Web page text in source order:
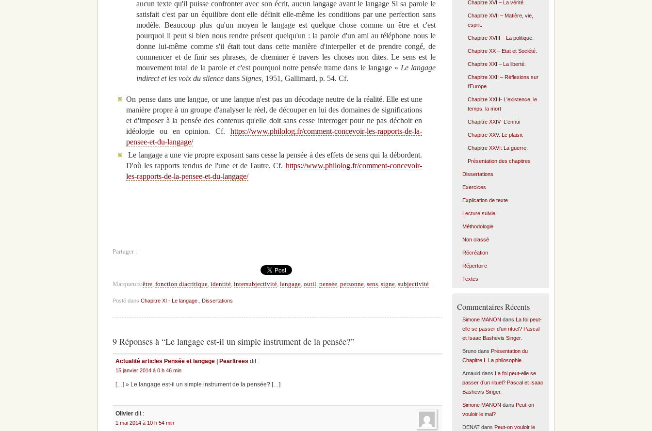
aucun texte qu'il puisse confronter avec son écrit, aucun langage avant le langage Si sa parole le
satisfait c'est par un équilibre dont elle définit elle-même les conditions par une perfection sans
modèle. Beaucoup plus qu'un moyen le langage est quelque chose comme un être et c'est
pourquoi il peut si bien nous rendre présent quelqu'un : la parole d'un ami au téléphone nous le
donne lui-même comme s'il était tout dans cette manière d'interpeller et de prendre congé, de
commencer et de finir ses phrases, de cheminer è travers les choses non dites. Le sens est le
mouvement total de la parole et c'est pourquoi notre pensée trame dans le langage » Le langage
indirect et les voix du silence dansSignes, 1951, Gallimard, p. 54.Cf.
On pense dans une langue, or une langue n'est pas un décodage neutre de la réalité. Elle est une
manière propre à un groupe d'analyser le réel, de découper en lui des domaines de significations
et d'imposer à la pensée des contenus qu'elle doit sans cesse interroger pour ne pas déchoir en
idéologie ou en opinion. Cf. https://www.philolog.fr/comment-concevoir-les-rapports-de-la-
pensee-et-du-langage/
Le langage a une vie propre exposant sans cesse la pensée à des effets de sens qui la débordent.
D'où les rapports tendus de l'une et de l'autre. Cf. https://www.philolog.fr/comment-concevoir-
les-rapports-de-la-pensee-et-du-langage/
Partager :
Marqueurs:être, fonction diacritique, identité, intersubjectivité, langage, outil, pensée, personne, sens, signe, subjectivité
Posté dans Chapitre XI - Le langage. Dissertations
9 Réponses à “Le langage est-il un simple instrument de la pensée?”
Actualité articles Pensée et langage | Pearltrees dit :
15 janvier 2014 à 0 h 46 min
[…] » Le langage est-il un simple instrument de la pensée? […]
Olivier dit :
1 mai 2014 à 10 h 54 min
Chapitre XVI – La vérité.
Chapitre XVII – Matière, vie,
esprit.
Chapitre XVIII – La politique.
Chapitre XX – Etat et Société.
Chapitre XXI – La liberté.
Chapitre XXII – Réflexions sur
l'Europe
Chapitre XXIII- L'existence, le
temps, la mort
Chapitre XXIV- L'ennui
Chapitre XXV. Le plaisir.
Chapitre XXVI: La guerre.
Présentation des chapitres
Dissertations
Exercices
Explication de texte
Lecture suivie
Méthodologie
Non classé
Récréation
Répertoire
Textes
Commentaires Récents
Simone MANON dans La foi peut-
elle se passer d’un rituel? Pascal
et Isaac Bashevis Singer.
Brunodans Présentation du
Chapitre I. La philosophie.
Arnaulddans La foi peut-elle se
passer d’un rituel? Pascal et Isaac
Bashevis Singer.
Simone MANON dans Peut-on
vouloir le mal?
DENATdans Peut-on vouloir le